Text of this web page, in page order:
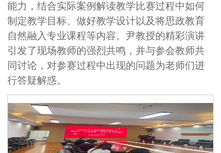
能力，结合实际案例解读教学比赛过程中如何
制定教学目标、做好教学设计以及将思政教育
自然融入专业课程等内容。尹教授的精彩演讲
引发了现场教师的强烈共鸣，并与参会教师共
同讨论，对参赛过程中出现的问题为老师们进
行答疑解惑。